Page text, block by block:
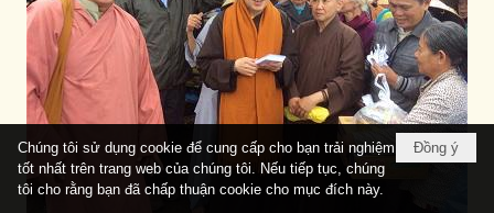
Đồng ý
Chúng tôi sử dụng cookie để cung cấp cho bạn trải nghiệm
tốt nhất trên trang web của chúng tôi. Nếu tiếp tục, chúng
tôi cho rằng bạn đã chấp thuận cookie cho mục đích này.